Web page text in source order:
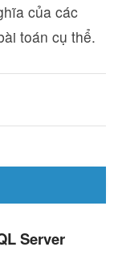
của các
toán cụ thể.
Server